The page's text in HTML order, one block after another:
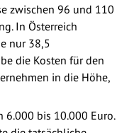
zwischen 96 und 110
In Österreich
nur 38,5
die Kosten für den
in die Höhe,
6.000 bis 10.000 Euro.